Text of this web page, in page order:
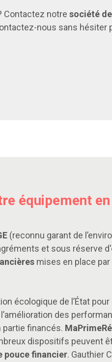
Contactez notre société
nous sans hésiter
équipement
(reconnu garant de
et sous réserve
mises en place par
écologique de l’État pour
des
financés.
dispositifs peuvent
pouce financier. Gauthier